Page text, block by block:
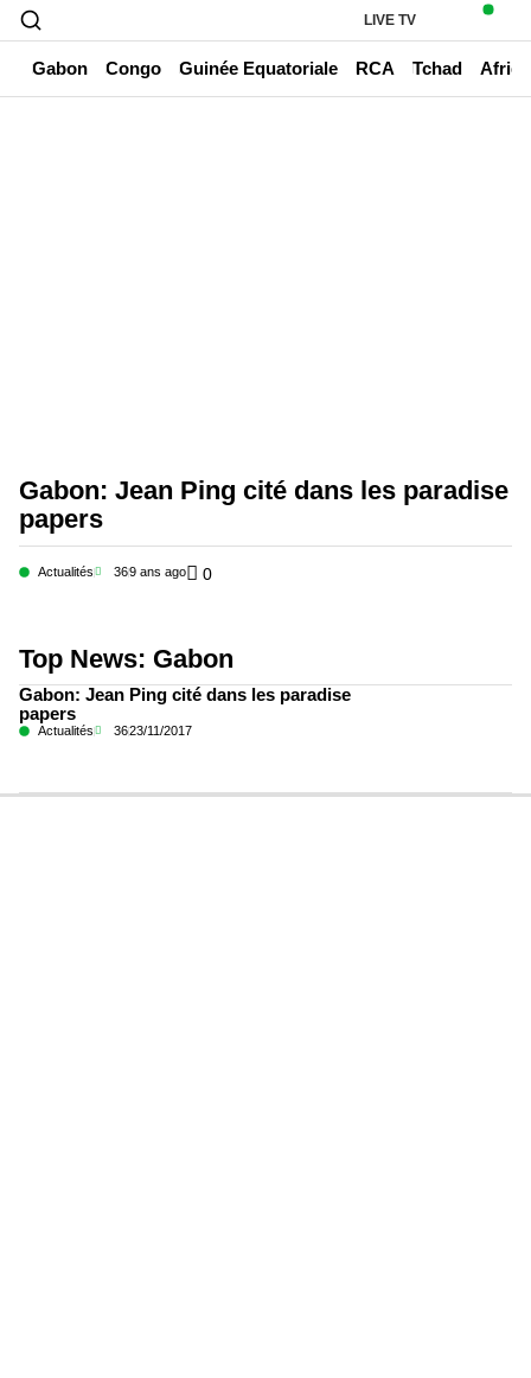
LIVE TV
Gabon Congo Guinée Equatoriale RCA Tchad
Gabon: Jean Ping cité dans les paradise
papers
Actualités 369 ans ago 0
Top News: Gabon
Gabon: Jean Ping cité dans les paradise
papers
Actualités 3623/11/2017